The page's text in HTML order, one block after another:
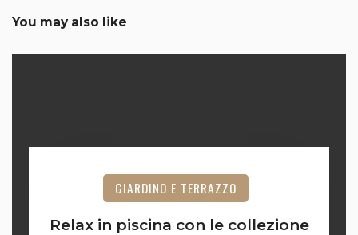
You may also like
GIARDINO E TERRAZZO
Relax in piscina con le collezione